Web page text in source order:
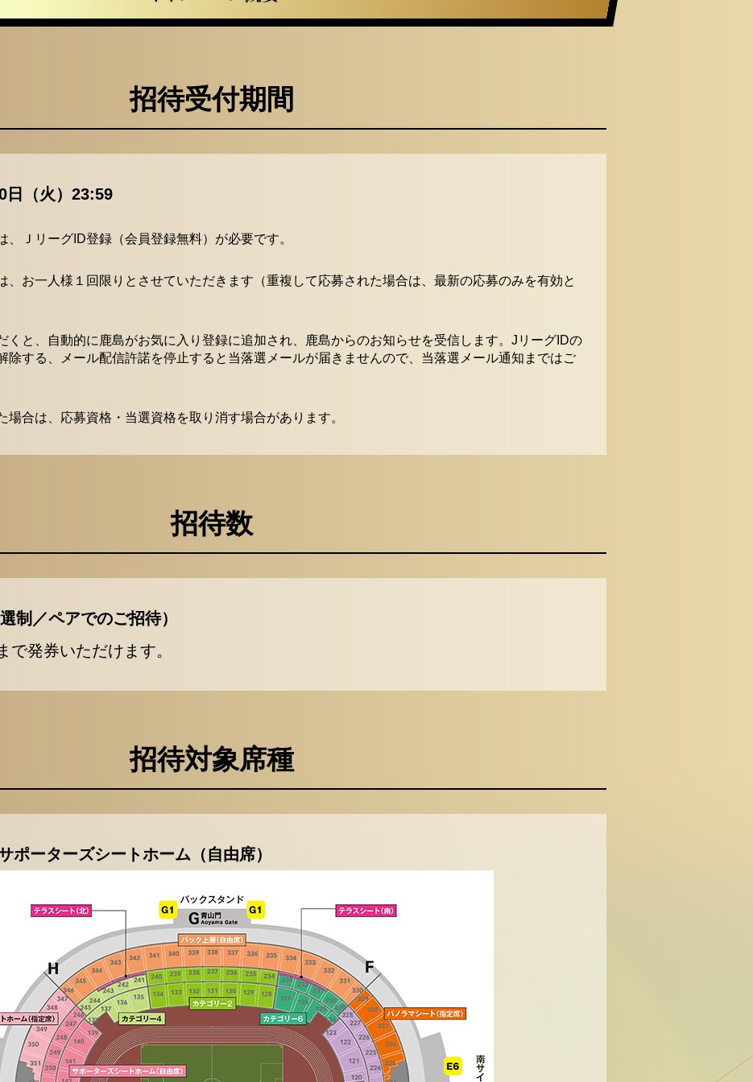
招待受付期間
日（火）23:59
ＪリーグID登録（会員登録無料）が必要です。
お一人様１回限りとさせていただきます（重複して応募された場合は、最新の応募のみを有効と
と、自動的に鹿島がお気に入り登録に追加され、鹿島からのお知らせを受信します。JリーグIDの
除する、メール配信許諾を停止すると当落選メールが届きませんので、当落選メール通知まではご
合は、応募資格・当選資格を取り消す場合があります。
招待数
制／ペアでのご招待）
で発券いただけます。
招待対象席種
ポーターズシートホーム（自由席）